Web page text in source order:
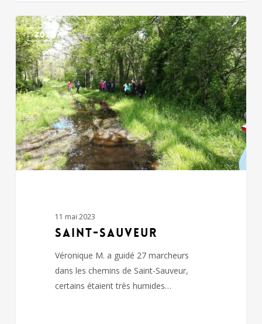
SAINT-
SAUVEUR
2023
11 mai 2023
SAINT-SAUVEUR
Véronique M. a guidé 27 marcheurs
dans les chemins de Saint-Sauveur,
certains étaient très humides…